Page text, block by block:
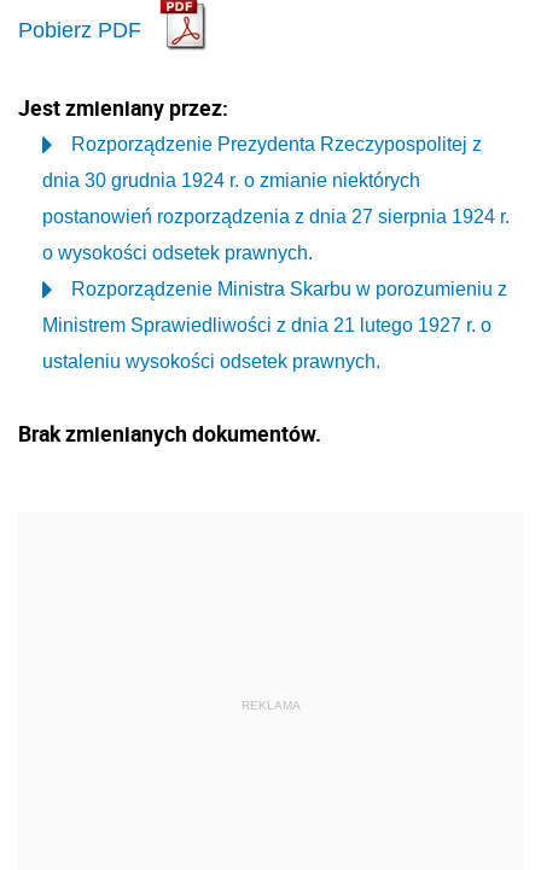
Pobierz PDF
Jest zmieniany przez:
Rozporządzenie Prezydenta Rzeczypospolitej z
dnia 30 grudnia 1924 r. o zmianie niektórych
postanowień rozporządzenia z dnia 27 sierpnia 1924 r.
o wysokości odsetek prawnych.
Rozporządzenie Ministra Skarbu w porozumieniu z
Ministrem Sprawiedliwości z dnia 21 lutego 1927 r. o
ustaleniu wysokości odsetek prawnych.
Brak zmienianych dokumentów.